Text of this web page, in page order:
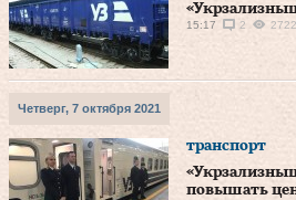
15:17 2
Четверг, 7 октября 2021
транспорт
повышать